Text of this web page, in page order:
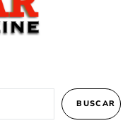
BUSCAR